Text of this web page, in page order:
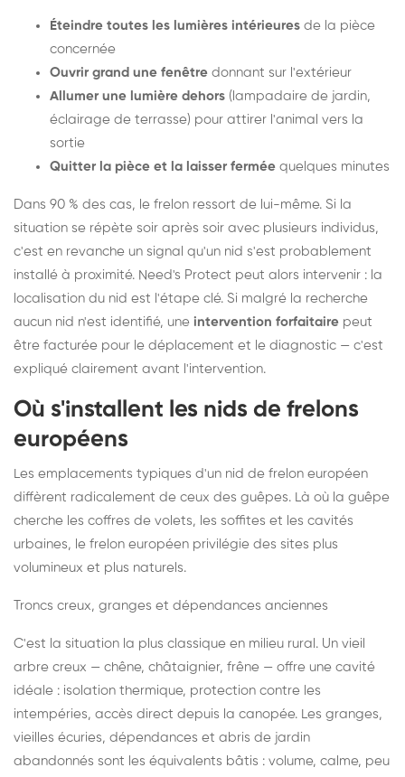
Éteindre toutes les lumières intérieures de la pièce
concernée
Ouvrir grand une fenêtre donnant sur l'extérieur
Allumer une lumière dehors (lampadaire de jardin,
éclairage de terrasse) pour attirer l'animal vers la
sortie
Quitter la pièce et la laisser fermée quelques minutes
Dans 90 % des cas, le frelon ressort de lui-même. Si la
situation se répète soir après soir avec plusieurs individus,
c'est en revanche un signal qu'un nid s'est probablement
installé à proximité. Need's Protect peut alors intervenir : la
localisation du nid est l'étape clé. Si malgré la recherche
aucun nid n'est identifié, une intervention forfaitaire peut
être facturée pour le déplacement et le diagnostic — c'est
expliqué clairement avant l'intervention.
Où s'installent les nids de frelons
européens
Les emplacements typiques d'un nid de frelon européen
diffèrent radicalement de ceux des guêpes. Là où la guêpe
cherche les coffres de volets, les soffites et les cavités
urbaines, le frelon européen privilégie des sites plus
volumineux et plus naturels.
Troncs creux, granges et dépendances anciennes
C'est la situation la plus classique en milieu rural. Un vieil
arbre creux — chêne, châtaignier, frêne — offre une cavité
idéale : isolation thermique, protection contre les
intempéries, accès direct depuis la canopée. Les granges,
vieilles écuries, dépendances et abris de jardin
abandonnés sont les équivalents bâtis : volume, calme, peu